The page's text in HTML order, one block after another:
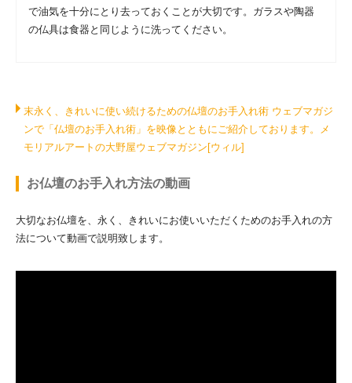
で油気を十分にとり去っておくことが大切です。ガラスや陶器
の仏具は食器と同じように洗ってください。
末永く、きれいに使い続けるための仏壇のお手入れ術 ウェブマガジ
ンで「仏壇のお手入れ術」を映像とともにご紹介しております。メ
モリアルアートの大野屋ウェブマガジン[ウィル]
お仏壇のお手入れ方法の動画
大切なお仏壇を、永く、きれいにお使いいただくためのお手入れの方
法について動画で説明致します。